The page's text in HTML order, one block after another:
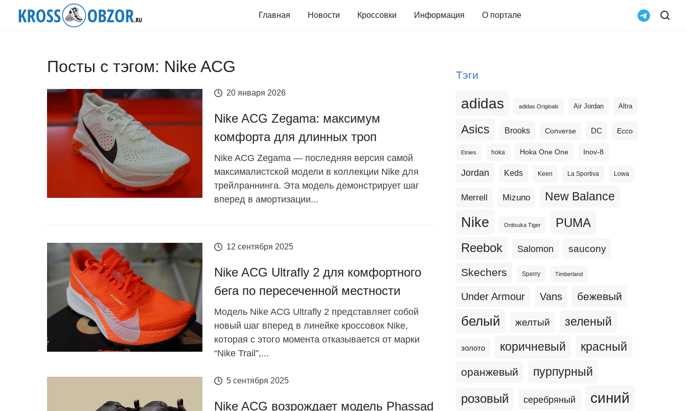
Главная Новости Кроссовки Информация О портале
Посты с тэгом: Nike ACG
20 января 2026
Nike ACG Zegama: максимум
комфорта для длинных троп
Nike ACG Zegama — последняя версия самой
максималистской модели в коллекции Nike для
трейлраннинга. Эта модель демонстрирует шаг
вперед в амортизации...
12 сентября 2025
Nike ACG Ultrafly 2 для комфортного
бега по пересеченной местности
Модель Nike ACG Ultrafly 2 представляет собой
новый шаг вперед в линейке кроссовок Nike,
которая с этого момента отказывается от марки
“Nike Trail”,...
5 сентября 2025
Nike ACG возрождает модель Phassad
Тэги
adidas adidas Originals Air Jordan Altra
Asics Brooks Converse DC Ecco
Etnies hoka Hoka One One Inov-8
Jordan Keds Keen La Sportiva Lowa
Merrell Mizuno New Balance
Nike Onitsuka Tiger PUMA
Reebok Salomon saucony
Skechers Sperry Timberland
Under Armour Vans бежевый
белый желтый зеленый
золото коричневый красный
оранжевый пурпурный
розовый серебряный синий